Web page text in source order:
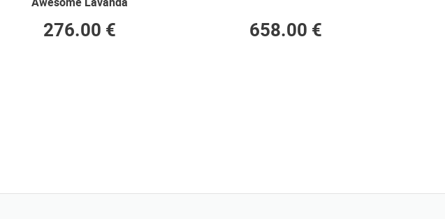
276.00 € 658.00 €